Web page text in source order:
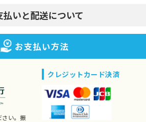
払いと配送について
お支払い方法
さい。振
クレジットカード決済